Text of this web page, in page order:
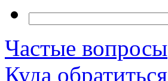
Частые вопросы
Куда обратиться